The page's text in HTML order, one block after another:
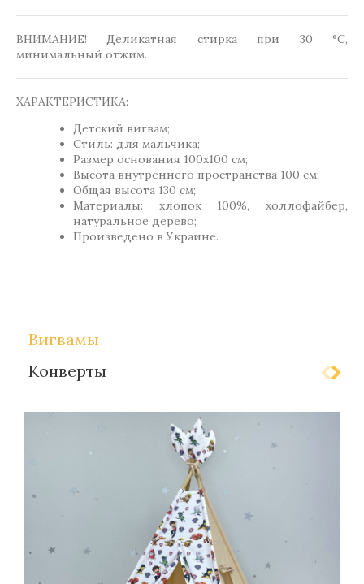
ВНИМАНИЕ! Деликатная стирка при 30 °C,
минимальный отжим.
ХАРАКТЕРИСТИКА:
Детский вигвам;
Стиль: для мальчика;
Размер основания 100х100 см;
Высота внутреннего пространства 100 см;
Общая высота 130 см;
Материалы: хлопок 100%, холлофайбер,
натуральное дерево;
Произведено в Украине.
Вигвамы
Конверты